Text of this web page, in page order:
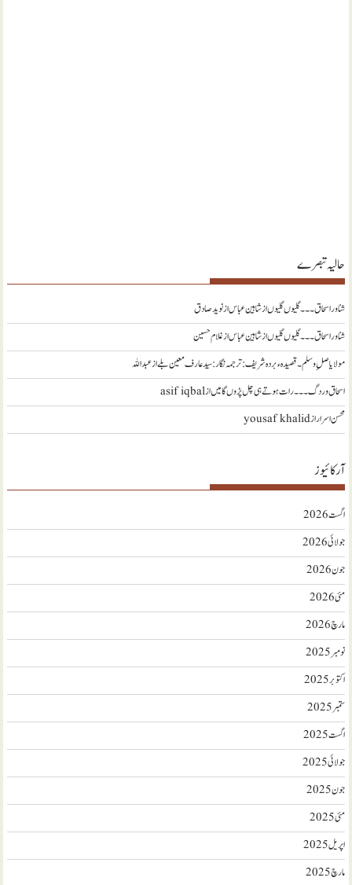
حالیہ تبصرے
شناور اسحاق ۔۔۔ گلیوں گلیوں از شاہین عباسازنويد صادق
شناور اسحاق ۔۔۔ گلیوں گلیوں از شاہین عباسازغلام حسین
مولا یا صلِ وسلم ۔قصیدہ ء بردہ شریف: ترجمہ نگار : سید عارف معین بلےازعبداللہ
اسحاق وردگ ۔۔۔ رات ہوتے ہی چل پڑوں گا میںازasif iqbal
محسن اسرارازyousaf khalid
آرکائیوز
اگست 2026
جولائی 2026
جون 2026
مئی 2026
مارچ 2026
نومبر 2025
اکتوبر 2025
ستمبر 2025
اگست 2025
جولائی 2025
جون 2025
مئی 2025
اپریل 2025
مارچ 2025